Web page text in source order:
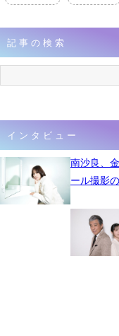
記事の検索
インタビュー
南沙良、
ール撮影